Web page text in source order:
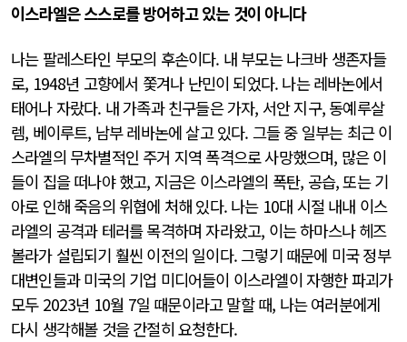
이스라엘은 스스로를 방어하고 있는 것이 아니다
나는 팔레스타인 부모의 후손이다. 내 부모는 나크바 생존자들
로, 1948년 고향에서 쫓겨나 난민이 되었다. 나는 레바논에서
태어나 자랐다. 내 가족과 친구들은 가자, 서안 지구, 동예루살
렘, 베이루트, 남부 레바논에 살고 있다. 그들 중 일부는 최근 이
스라엘의 무차별적인 주거 지역 폭격으로 사망했으며, 많은 이
들이 집을 떠나야 했고, 지금은 이스라엘의 폭탄, 공습, 또는 기
아로 인해 죽음의 위협에 처해 있다. 나는 10대 시절 내내 이스
라엘의 공격과 테러를 목격하며 자라왔고, 이는 하마스나 헤즈
볼라가 설립되기 훨씬 이전의 일이다. 그렇기 때문에 미국 정부
대변인들과 미국의 기업 미디어들이 이스라엘이 자행한 파괴가
모두 2023년 10월 7일 때문이라고 말할 때, 나는 여러분에게
다시 생각해볼 것을 간절히 요청한다.